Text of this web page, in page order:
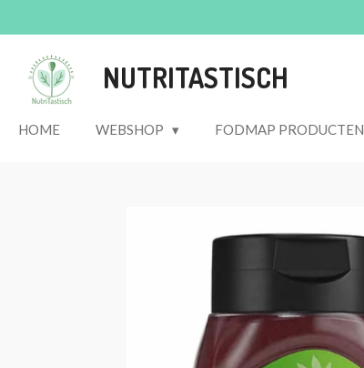
direct
naar
hoofdinhoud
NUTRITASTISCH
HOME WEBSHOP FODMAP PRODUCTEN